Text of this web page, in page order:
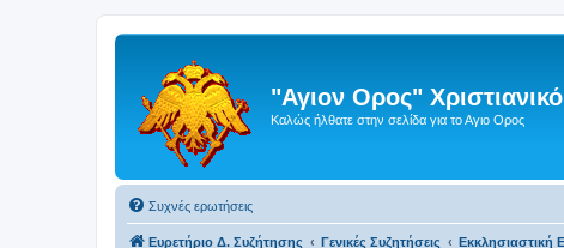
"Αγιον Ορος"
Καλώς ήλθατε στην σελίδα για το Αγιο Ορος
Συχνές ερωτήσεις
Ευρετήριο Δ. Συζήτησης Γενικές Συζητήσεις Εκκλησιαστική